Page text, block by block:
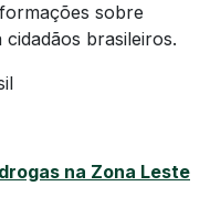
sobre
cidadãos brasileiros.
na Zona Leste